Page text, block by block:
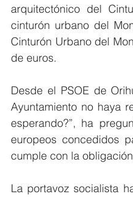
arquitectónico del
cinturón urbano del
Cinturón Urbano del
de euros.
Desde el PSOE de
Ayuntamiento no haya
esperando?”, ha
europeos concedidos
cumple con la
La portavoz socialista